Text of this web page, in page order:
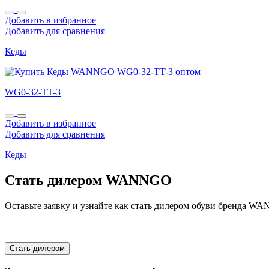
Добавить в избранное
Добавить для сравнения
Кеды
WG0-32-TT-3
Добавить в избранное
Добавить для сравнения
Кеды
Стать дилером WANNGO
Оставьте заявку и узнайте как стать дилером обуви бренда
Стать дилером